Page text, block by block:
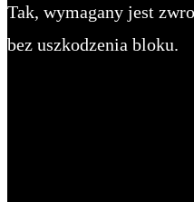
Tak, wymagany jest
bez uszkodzenia bloku.